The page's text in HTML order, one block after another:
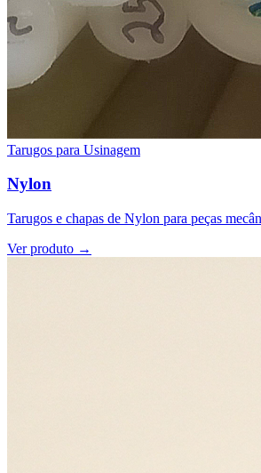
Tarugos para Usinagem
Nylon
Tarugos e chapas de Nylon para peças
Ver produto →